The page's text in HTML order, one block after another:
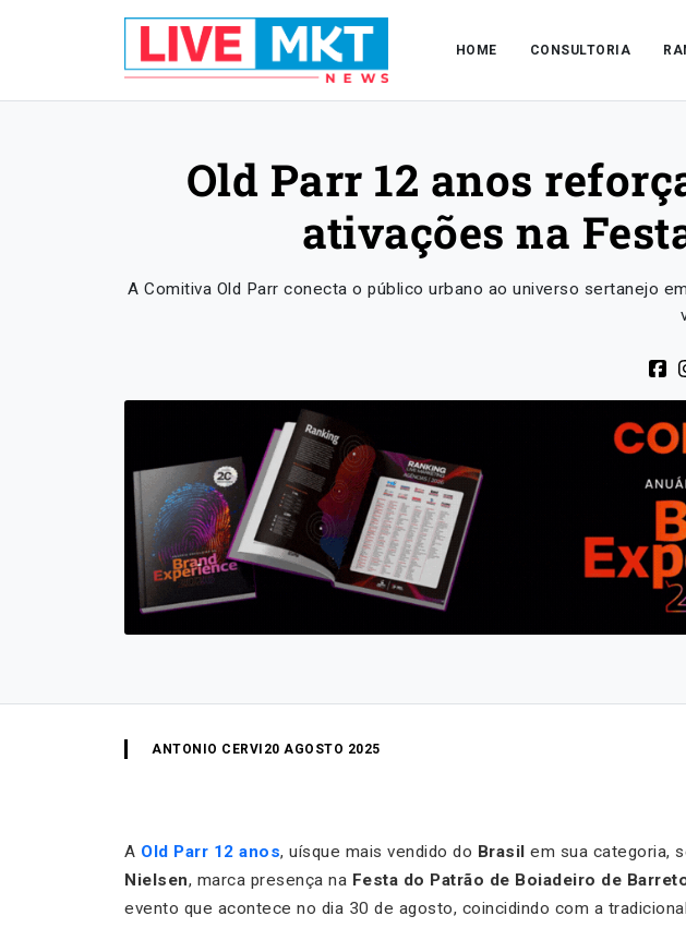
HOME CONSULTORIA
Old Parr 12 anos
ativações na
A Comitiva Old Parr conecta o público urbano ao universo sertanejo
ANTONIO CERVI 20 AGOSTO 2025
A Old Parr 12 anos, uísque mais vendido do Brasil em sua categoria,
Nielsen, marca presença na Festa do Patrão de Boiadeiro de
evento que acontece no dia 30 de agosto, coincidindo com a tradicional